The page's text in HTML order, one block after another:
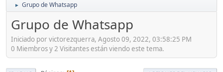
► Grupo de Whatsapp
Grupo de Whatsapp
Iniciado por victorezquerra, Agosto 09, 2022, 03:58:25 PM
0 Miembros y 2 Visitantes están viendo este tema.